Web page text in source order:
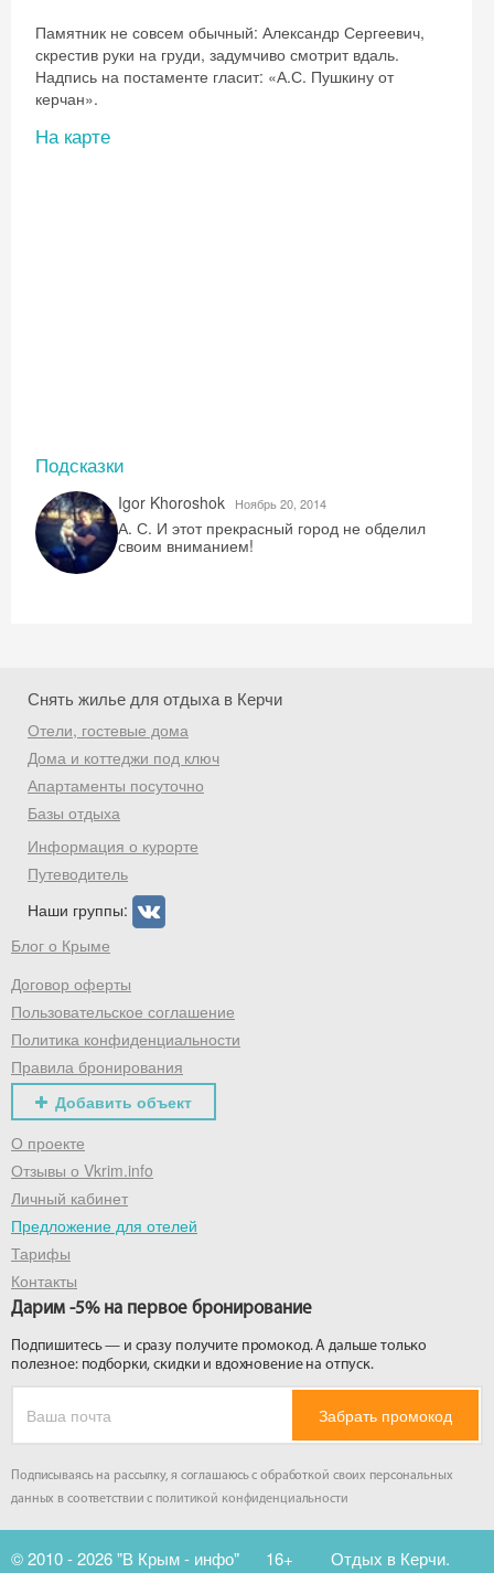
Памятник не совсем обычный: Александр Сергеевич,
скрестив руки на груди, задумчиво смотрит вдаль.
Надпись на постаменте гласит: «А.С. Пушкину от
керчан».
На карте
Подсказки
Igor Khoroshok Ноябрь 20, 2014
А. С. И этот прекрасный город не обделил
своим вниманием!
Снять жилье для отдыха в Керчи
Отели, гостевые дома
Дома и коттеджи под ключ
Апартаменты посуточно
Базы отдыха
Информация о курорте
Путеводитель
Наши группы:
Блог о Крыме
Договор оферты
Пользовательское соглашение
Политика конфиденциальности
Правила бронирования
Добавить объект
О проекте
Отзывы о Vkrim.info
Личный кабинет
Предложение для отелей
Тарифы
Контакты
Дарим -5% на первое бронирование
Подпишитесь — и сразу получите промокод. А дальше только
полезное: подборки, скидки и вдохновение на отпуск.
Забрать промокод
Подписываясь на рассылку, я соглашаюсь с обработкой своих персональных
данных в соответствии с политикой конфиденциальности
© 2010 - 2026 "В Крым - инфо" 16+
Отдых в Керчи.
промокод на первое бронирование!